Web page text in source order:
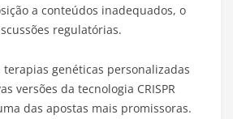
a conteúdos inadequados, o
regulatórias.
genéticas personalizadas
versões da tecnologia CRISPR
das apostas mais promissoras.